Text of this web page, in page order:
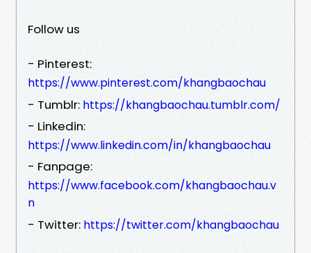
Follow us
- Pinterest:
https://www.pinterest.com/khangbaochau
- Tumblr: https://khangbaochau.tumblr.com/
- Linkedin:
https://www.linkedin.com/in/khangbaochau
- Fanpage:
https://www.facebook.com/khangbaochau.v
n
- Twitter: https://twitter.com/khangbaochau